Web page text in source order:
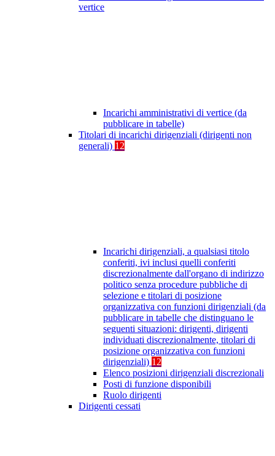
vertice
Incarichi amministrativi di vertice (da
pubblicare in tabelle)
Titolari di incarichi dirigenziali (dirigenti non
generali) 12
Incarichi dirigenziali, a qualsiasi titolo
conferiti, ivi inclusi quelli conferiti
discrezionalmente dall'organo di indirizzo
politico senza procedure pubbliche di
selezione e titolari di posizione
organizzativa con funzioni dirigenziali (da
pubblicare in tabelle che distinguano le
seguenti situazioni: dirigenti, dirigenti
individuati discrezionalmente, titolari di
posizione organizzativa con funzioni
dirigenziali) 12
Elenco posizioni dirigenziali discrezionali
Posti di funzione disponibili
Ruolo dirigenti
Dirigenti cessati